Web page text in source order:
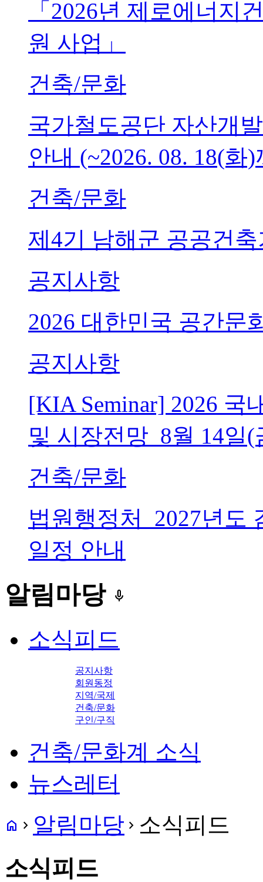
「2026년 제로에너지
원 사업」
건축/문화
국가철도공단 자산개
안내 (~2026. 08. 18(화
건축/문화
제4기 남해군 공공건
공지사항
2026 대한민국 공간문
공지사항
[KIA Seminar] 2026 국
및 시장전망_8월 14일(
건축/문화
법원행정처_2027년도
일정 안내
알림마당 keyboard_voice
소식피드
공지사항
회원동정
지역/국제
건축/문화
구인/구직
건축/문화계 소식
뉴스레터
home navigate_next 알림마당 navigate_next 소식피드
소식피드